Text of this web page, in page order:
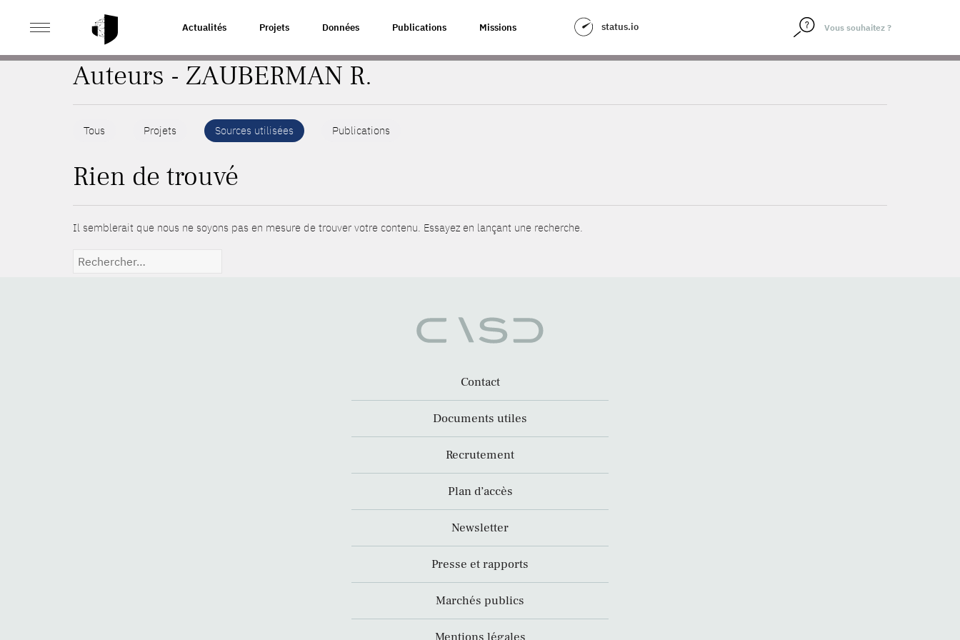
Actualités Projets Données Publications Missions status.io
ACCUEIL
Auteurs - ZAUBERMAN R.
Tous Projets Sources utilisées Publications
Rien de trouvé
Il semblerait que nous ne soyons pas en mesure de trouver votre contenu. Essayez en lançant une recherche.
Rechercher :
Contact
Documents utiles
Recrutement
Plan d’accès
Newsletter
Presse et rapports
Marchés publics